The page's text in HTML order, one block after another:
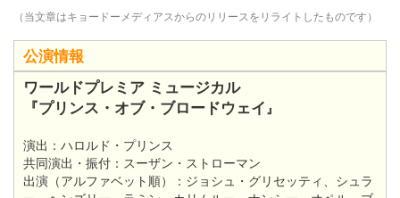
（当文章はキョードーメディアスからのリリースをリライトしたものです）
公演情報
ワールドプレミア ミュージカル
『プリンス・オブ・ブロードウェイ 』
演出：ハロルド・プリンス
共同演出・振付：スーザン・ストローマン
出演（アルファベット順）：ジョシュ・グリセッティ、シュラ